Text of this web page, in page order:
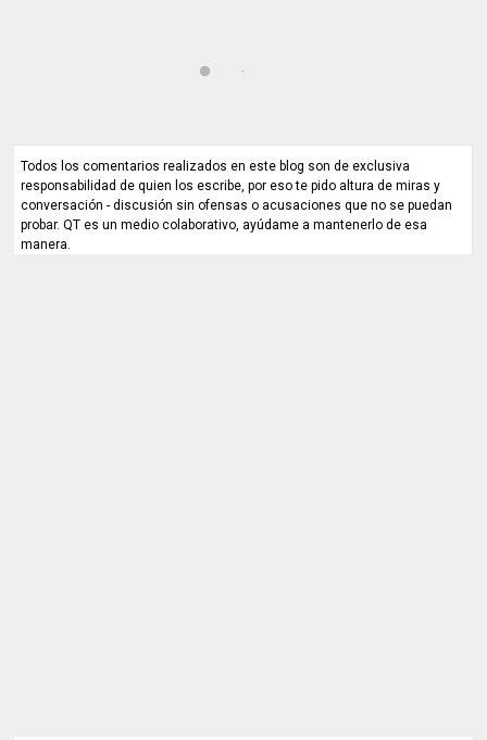
Todos los comentarios realizados en este blog son de exclusiva
responsabilidad de quien los escribe, por eso te pido altura de miras y
conversación - discusión sin ofensas o acusaciones que no se puedan
probar. QT es un medio colaborativo, ayúdame a mantenerlo de esa
manera.